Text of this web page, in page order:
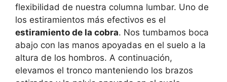
flexibilidad de nuestra columna lumbar. Uno de
los estiramientos más efectivos es el
estiramiento de la cobra. Nos tumbamos boca
abajo con las manos apoyadas en el suelo a la
altura de los hombros. A continuación,
elevamos el tronco manteniendo los brazos